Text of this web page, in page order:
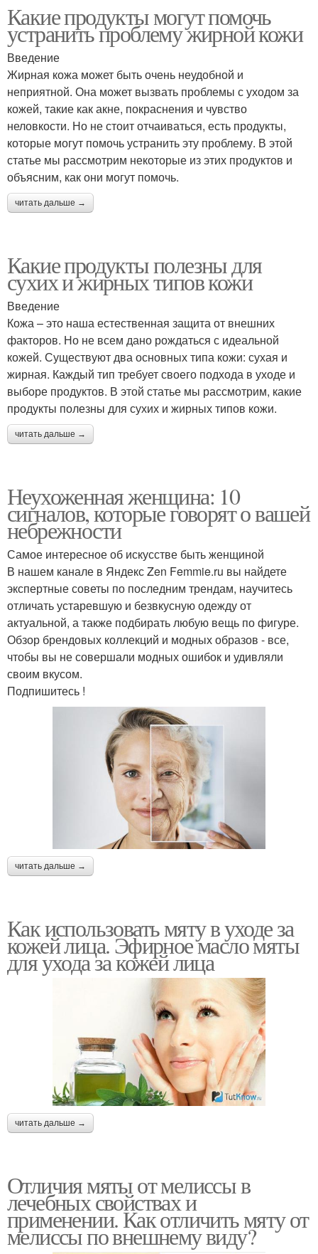
Какие продукты могут помочь
устранить проблему жирной кожи
Введение
Жирная кожа может быть очень неудобной и
неприятной. Она может вызвать проблемы с уходом за
кожей, такие как акне, покраснения и чувство
неловкости. Но не стоит отчаиваться, есть продукты,
которые могут помочь устранить эту проблему. В этой
статье мы рассмотрим некоторые из этих продуктов и
объясним, как они могут помочь.
читать дальше →
Какие продукты полезны для
сухих и жирных типов кожи
Введение
Кожа – это наша естественная защита от внешних
факторов. Но не всем дано рождаться с идеальной
кожей. Существуют два основных типа кожи: сухая и
жирная. Каждый тип требует своего подхода в уходе и
выборе продуктов. В этой статье мы рассмотрим, какие
продукты полезны для сухих и жирных типов кожи.
читать дальше →
Неухоженная женщина: 10
сигналов, которые говорят о вашей
небрежности
Самое интересное об искусстве быть женщиной
В нашем канале в Яндекс Zen Femmie.ru вы найдете
экспертные советы по последним трендам, научитесь
отличать устаревшую и безвкусную одежду от
актуальной, а также подбирать любую вещь по фигуре.
Обзор брендовых коллекций и модных образов - все,
чтобы вы не совершали модных ошибок и удивляли
своим вкусом.
Подпишитесь !
читать дальше →
Как использовать мяту в уходе за
кожей лица. Эфирное масло мяты
для ухода за кожей лица
читать дальше →
Отличия мяты от мелиссы в
лечебных свойствах и
применении. Как отличить мяту от
мелиссы по внешнему виду?